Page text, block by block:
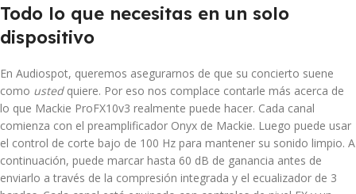
Todo lo que necesitas en un solo
dispositivo
En Audiospot, queremos asegurarnos de que su concierto suene
como ustedquiere. Por eso nos complace contarle más acerca de
lo que Mackie ProFX10v3 realmente puede hacer. Cada canal
comienza con el preamplificador Onyx de Mackie. Luego puede usar
el control de corte bajo de 100 Hz para mantener su sonido limpio. A
continuación, puede marcar hasta 60 dB de ganancia antes de
enviarlo a través de la compresión integrada y el ecualizador de 3